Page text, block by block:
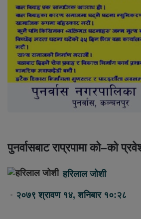
पुनर्वासबाट राप्रपामा को–को
हरिलाल जोशी
२०७९ श्रावण १४, शनिबार १०:२८